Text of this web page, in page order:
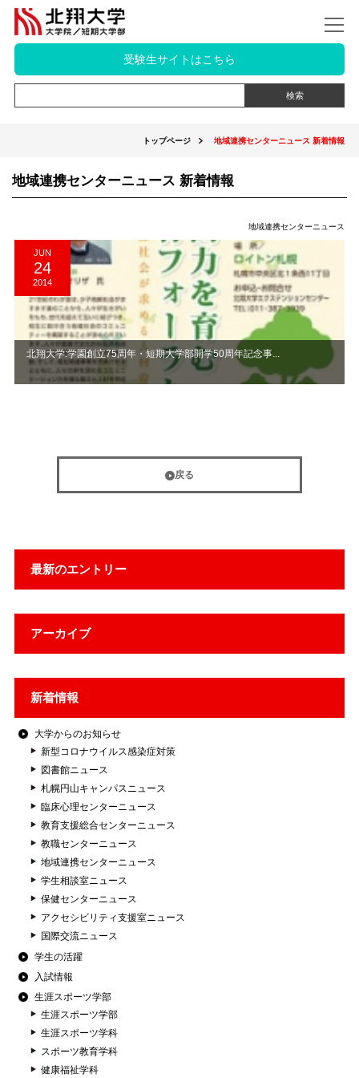
受験生サイトはこちら
トップページ 地域連携センターニュース 新着情報
最新のエントリー
アーカイブ
新着情報
大学からのお知らせ
新型コロナウイルス感染症対策
図書館ニュース
札幌円山キャンパスニュース
臨床心理センターニュース
教育支援総合センターニュース
教職センターニュース
地域連携センターニュース
学生相談室ニュース
保健センターニュース
アクセシビリティ支援室ニュース
国際交流ニュース
学生の活躍
入試情報
生涯スポーツ学部
生涯スポーツ学部
生涯スポーツ学科
スポーツ教育学科
健康福祉学科
地域連携センターニュース 新着情報
地域連携センターニュース
JUN
24
2014
北翔大学:学園創立75周年・短期大学部開学50周年記念事...
戻る